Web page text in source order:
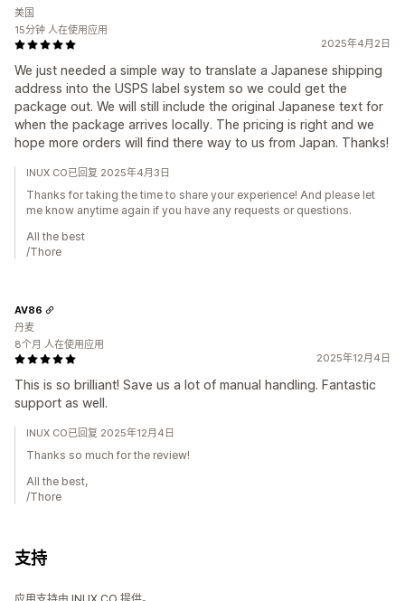
2025年4月2日
We just needed a simple way to translate a Japanese shipping
address into the USPS label system so we could get the
package out. We will still include the original Japanese text for
when the package arrives locally. The pricing is right and we
hope more orders will find there way to us from Japan. Thanks!
美国
15分钟 人在使用应用
INUX CO已回复 2025年4月3日
Thanks for taking the time to share your experience! And please let
me know anytime again if you have any requests or questions.
All the best
/Thore
2025年12月4日
This is so brilliant! Save us a lot of manual handling. Fantastic
support as well.
AV86
丹麦
8个月 人在使用应用
INUX CO已回复 2025年12月4日
Thanks so much for the review!
All the best,
/Thore
支持